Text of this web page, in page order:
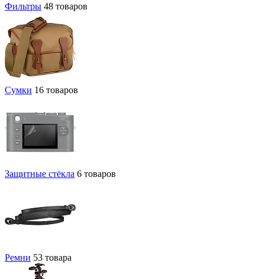
Фильтры 48 товаров
Сумки 16 товаров
Защитные стёкла 6 товаров
Ремни 53 товара